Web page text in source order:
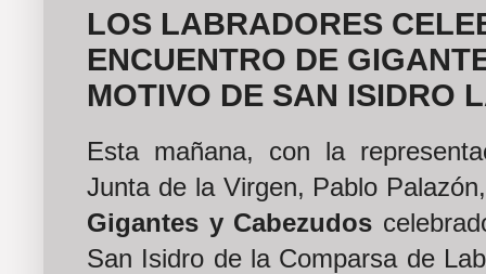
LOS LABRADORES
ENCUENTRO DE
MOTIVO DE SAN ISIDRO
Esta mañana, con la
Junta de la Virgen, Pablo
Gigantes y Cabezudos
San Isidro de la Comparsa de